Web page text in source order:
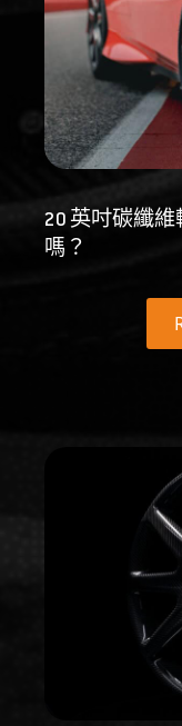
20 英吋碳纖
嗎？